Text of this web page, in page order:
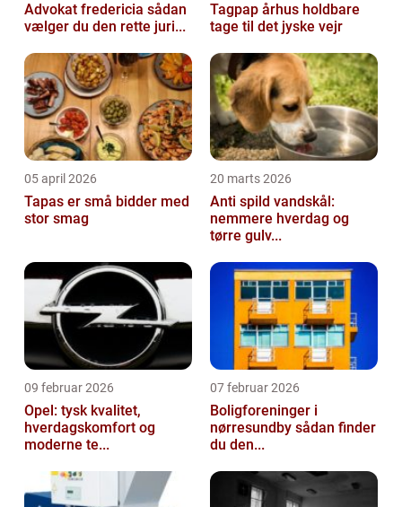
Advokat fredericia sådan
vælger du den rette juri...
Tagpap århus holdbare
tage til det jyske vejr
05 april 2026
Tapas er små bidder med
stor smag
20 marts 2026
Anti spild vandskål:
nemmere hverdag og
tørre gulv...
09 februar 2026
Opel: tysk kvalitet,
hverdagskomfort og
moderne te...
07 februar 2026
Boligforeninger i
nørresundby sådan finder
du den...